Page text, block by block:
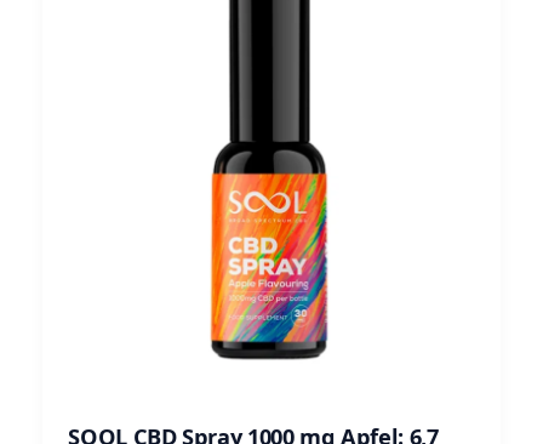
SOOL CBD Spray 1000 mg Apfel: 6,7